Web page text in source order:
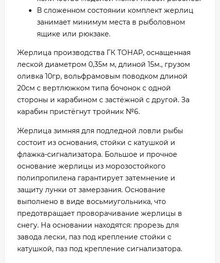
В сложенном состоянии комплект жерлиц
занимает минимум места в рыболовном
ящике или рюкзаке.
Жерлица производства ГК ТОНАР, оснащенная
леской диаметром 0,35м м, длиной 15м., грузом
оливка 10гр, вольфрамовым поводком длиной
20см с вертлюжком типа бочонок с одной
стороны и карабином с застёжной с другой. За
карабин пристёгнут тройник №6.
Жерлица зимняя для подледной ловли рыбы
состоит из основания, стойки с катушкой и
флажка-сигнализатора. Большое и прочное
основание жерлицы из морозостойкого
полипропилена гарантирует затемнение и
защиту лунки от замерзания. Основание
выполнено в виде восьмиугольника, что
предотвращает проворачивание жерлицы в
снегу. На основании находятся: прорезь для
завода лески, паз под крепление стойки с
катушкой, паз под крепление сигнализатора.